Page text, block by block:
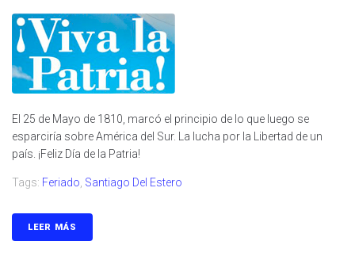
El 25 de Mayo de 1810, marcó el principio de lo que luego se
esparciría sobre América del Sur. La lucha por la Libertad de un
país. ¡Feliz Día de la Patria!
Tags: Feriado Santiago Del Estero
LEER MÁS